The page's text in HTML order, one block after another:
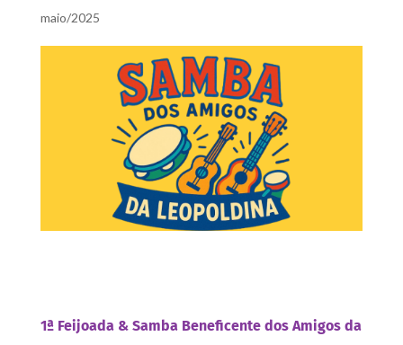
maio/2025
1ª Feijoada & Samba Beneficente dos Amigos da